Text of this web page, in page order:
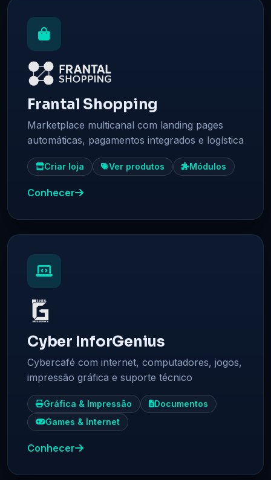
Frantal Shopping
Marketplace multicanal com landing pages
automáticas, pagamentos integrados e logística
Criar loja Ver produtos Módulos
Conhecer
Cyber InforGenius
Cybercafé com internet, computadores, jogos,
impressão gráfica e suporte técnico
Gráfica & Impressão
Documentos
Games & Internet
Conhecer